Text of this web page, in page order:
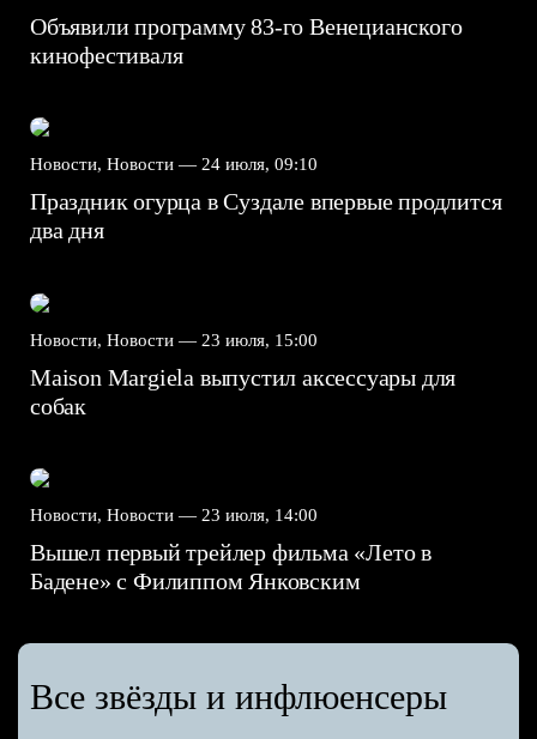
Объявили программу 83-го Венецианского
кинофестиваля
Новости, Новости — 24 июля, 09:10
Праздник огурца в Суздале впервые продлится
два дня
Новости, Новости — 23 июля, 15:00
Maison Margiela выпустил аксессуары для
собак
Новости, Новости — 23 июля, 14:00
Вышел первый трейлер фильма «Лето в
Бадене» с Филиппом Янковским
Все звёзды и инфлюенсеры